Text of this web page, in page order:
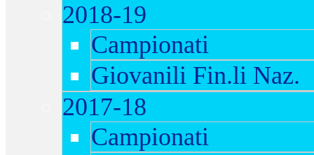
2018-19
Campionati
Giovanili Fin.li Naz.
2017-18
Campionati